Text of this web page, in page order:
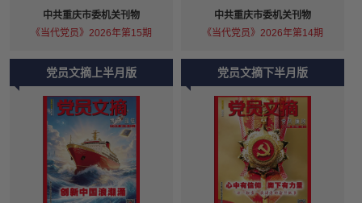
中共重庆市委机关刊物
《当代党员》2026年第15期
中共重庆市委机关刊物
《当代党员》2026年第14期
党员文摘上半月版 党员文摘下半月版